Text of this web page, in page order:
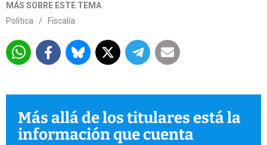
MÁS SOBRE ESTE TEMA
Política
/ Fiscalía
Más allá de los titulares está la
información que cuenta